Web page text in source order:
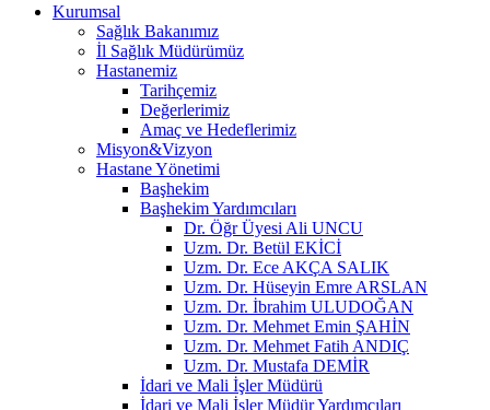
Kurumsal
Sağlık Bakanımız
İl Sağlık Müdürümüz
Hastanemiz
Tarihçemiz
Değerlerimiz
Amaç ve Hedeflerimiz
Misyon&Vizyon
Hastane Yönetimi
Başhekim
Başhekim Yardımcıları
Dr. Öğr Üyesi Ali UNCU
Uzm. Dr. Betül EKİCİ
Uzm. Dr. Ece AKÇA SALIK
Uzm. Dr. Hüseyin Emre ARSLAN
Uzm. Dr. İbrahim ULUDOĞAN
Uzm. Dr. Mehmet Emin ŞAHİN
Uzm. Dr. Mehmet Fatih ANDIÇ
Uzm. Dr. Mustafa DEMİR
İdari ve Mali İşler Müdürü
İdari ve Mali İşler Müdür Yardımcıları